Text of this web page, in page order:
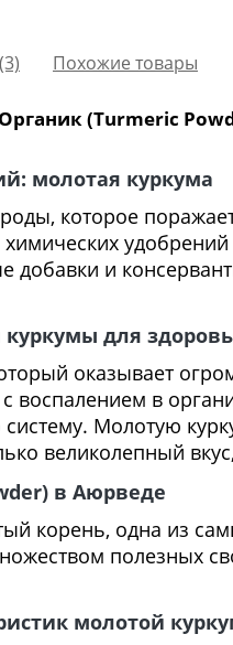
Похожие товары
(Turmeric
молотая куркума
которое
добавки и
для
оказывает
воспалением в
Молотую
великолепный
в Аюрведе
корень, одна из
полезных
молотой